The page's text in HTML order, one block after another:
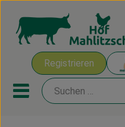
Registrieren
Mobiles